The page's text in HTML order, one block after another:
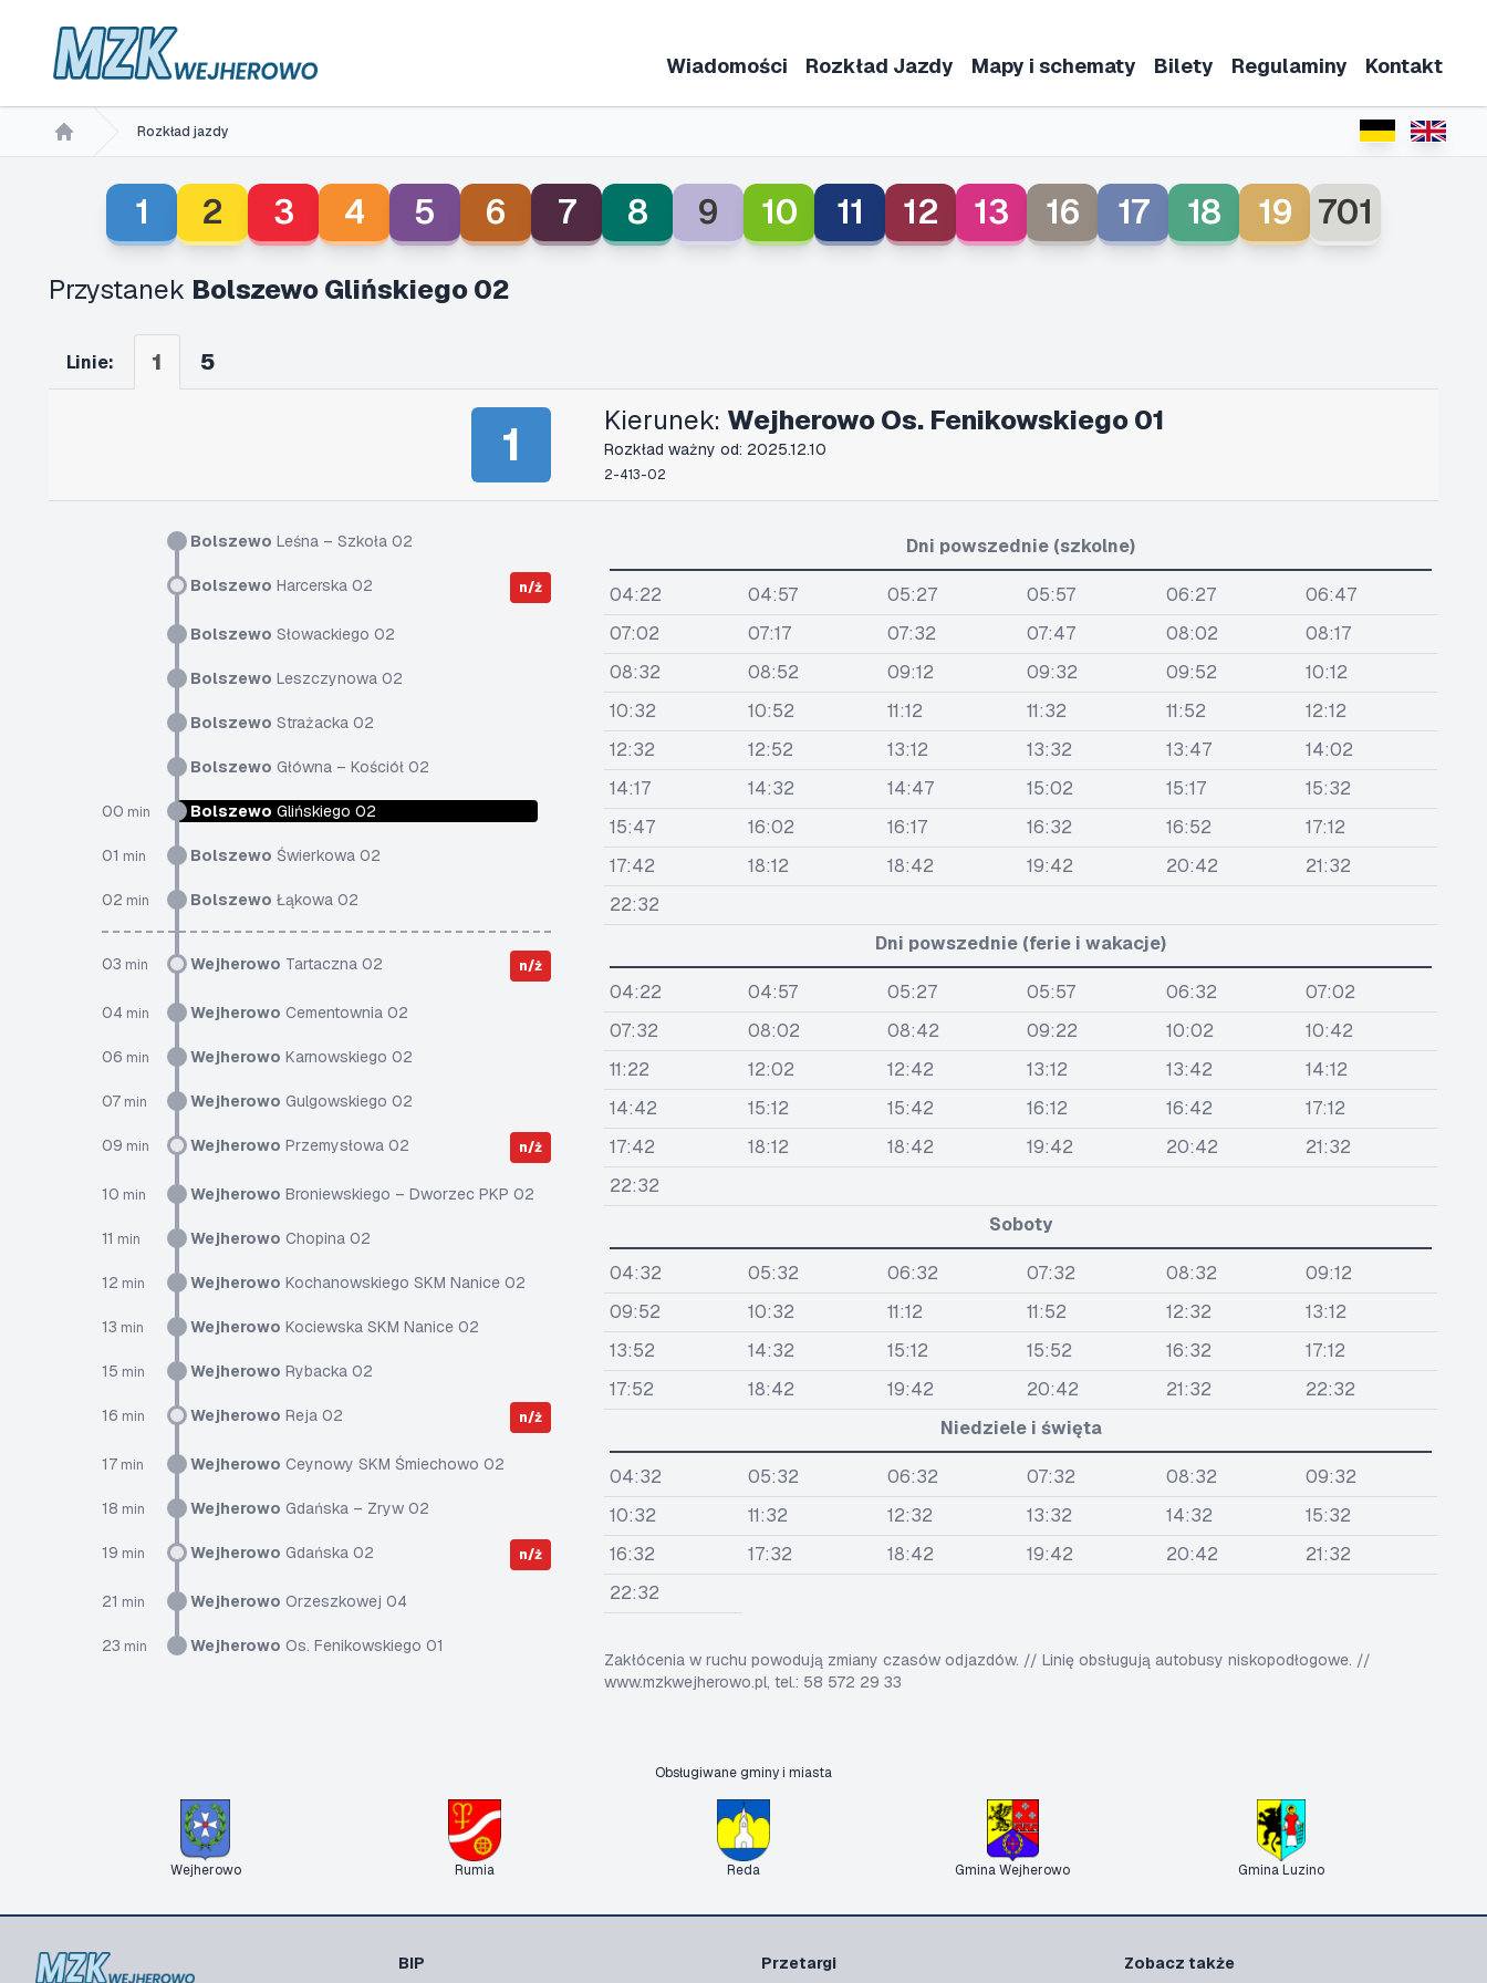
Wiadomości Rozkład Jazdy Mapy i schematy Bilety Regulaminy Kontakt
Rozkład jazdy
1 2 3 4 5 6 7 8 9 10 11 12 13 16 17 18 19 701
Przystanek Bolszewo Glińskiego 02
Linie: 1 5
1 Kierunek: Wejherowo Os. Fenikowskiego 01
Rozkład ważny od: 2025.12.10
2-413-02
Bolszewo Leśna – Szkoła 02
Bolszewo Harcerska 02 n/ż
Bolszewo Słowackiego 02
Bolszewo Leszczynowa 02
Bolszewo Strażacka 02
Bolszewo Główna – Kościół 02
00 min Bolszewo Glińskiego 02
01 min Bolszewo Świerkowa 02
02 min Bolszewo Łąkowa 02
03 min Wejherowo Tartaczna 02 n/ż
04 min Wejherowo Cementownia 02
06 min Wejherowo Karnowskiego 02
07 min Wejherowo Gulgowskiego 02
09 min Wejherowo Przemysłowa 02 n/ż
10 min Wejherowo Broniewskiego – Dworzec PKP 02
11 min Wejherowo Chopina 02
12 min Wejherowo Kochanowskiego SKM Nanice 02
13 min Wejherowo Kociewska SKM Nanice 02
15 min Wejherowo Rybacka 02
16 min Wejherowo Reja 02 n/ż
17 min Wejherowo Ceynowy SKM Śmiechowo 02
18 min Wejherowo Gdańska – Zryw 02
19 min Wejherowo Gdańska 02 n/ż
21 min Wejherowo Orzeszkowej 04
23 min Wejherowo Os. Fenikowskiego 01
Dni powszednie (szkolne)
04:22 04:57 05:27 05:57 06:27
06:47
07:02
07:17 07:32 07:47 08:02
08:17
08:32
08:52 09:12 09:32 09:52
10:12
10:32
10:52 11:12 11:32 11:52
12:12
12:32
12:52 13:12 13:32 13:47
14:02
14:17
14:32 14:47 15:02 15:17
15:32
15:47
16:02 16:17 16:32 16:52
17:12
17:42
18:12 18:42 19:42 20:42
21:32
22:32
Dni powszednie (ferie i wakacje)
04:22 04:57 05:27 05:57 06:32
07:02
07:32
08:02 08:42 09:22 10:02
10:42
11:22
12:02 12:42 13:12 13:42
14:12
14:42
15:12 15:42 16:12 16:42
17:12
17:42
18:12 18:42 19:42 20:42
21:32
22:32
Soboty
04:32 05:32 06:32 07:32 08:32
09:12
09:52
10:32 11:12 11:52 12:32
13:12
13:52
14:32 15:12 15:52 16:32
17:12
17:52
18:42 19:42 20:42 21:32
22:32
Niedziele i święta
04:32 05:32 06:32 07:32 08:32
09:32
10:32
11:32 12:32 13:32 14:32
15:32
16:32
17:32 18:42 19:42 20:42
21:32
22:32
Zakłócenia w ruchu powodują zmiany czasów odjazdów. // Linię obsługują autobusy niskopodłogowe. //
www.mzkwejherowo.pl, tel.: 58 572 29 33
Obsługiwane gminy i miasta
Wejherowo Rumia Reda Gmina Wejherowo Gmina Luzino
BIP Przetargi Zobacz także